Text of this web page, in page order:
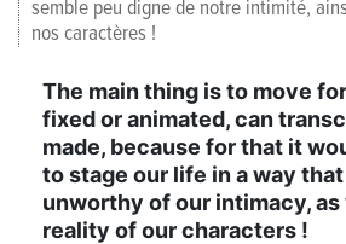
semble peu digne de notre intimité,
nos caractères !
The main thing is to move
fixed or animated, can
made, because for that it
to stage our life in a way
unworthy of our intimacy, as
reality of our characters !